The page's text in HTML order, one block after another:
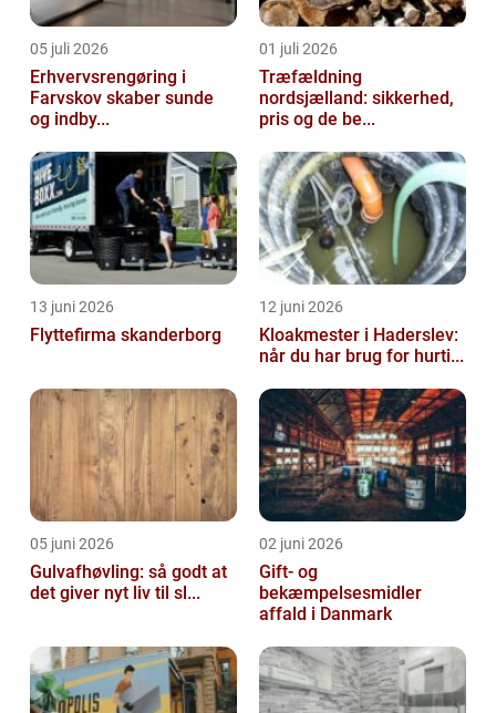
05 juli 2026
Erhvervsrengøring i
Farvskov skaber sunde
og indby...
01 juli 2026
Træfældning
nordsjælland: sikkerhed,
pris og de be...
13 juni 2026
Flyttefirma skanderborg
12 juni 2026
Kloakmester i Haderslev:
når du har brug for hurti...
05 juni 2026
Gulvafhøvling: så godt at
det giver nyt liv til sl...
02 juni 2026
Gift- og
bekæmpelsesmidler
affald i Danmark